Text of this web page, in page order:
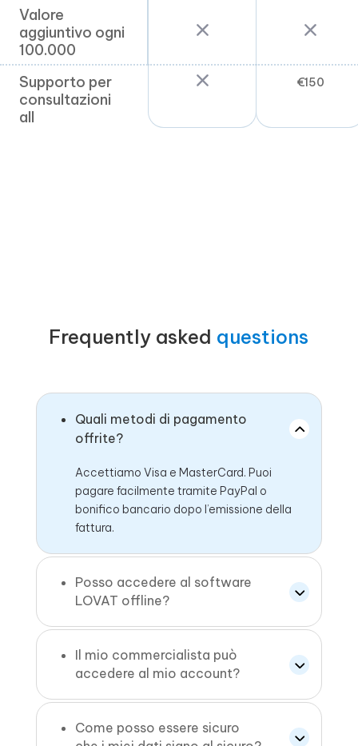
Valore
aggiuntivo ogni
100.000
Supporto per
consultazioni
all
Valore
aggiuntivo ogni
100.000
Supporto per
consultazioni
all
€150
Frequently asked questions
Quali metodi di pagamento
offrite?
Accettiamo Visa e MasterCard. Puoi
pagare facilmente tramite PayPal o
bonifico bancario dopo l’emissione della
fattura.
Posso accedere al software
LOVAT offline?
Il mio commercialista può
accedere al mio account?
Come posso essere sicuro